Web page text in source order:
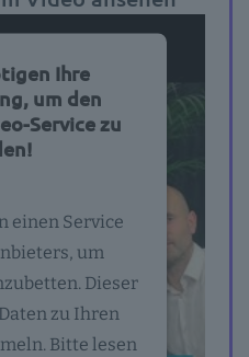
Ihre
um den
Service zu
einen Service
um
Dieser
zu Ihren
Bitte lesen